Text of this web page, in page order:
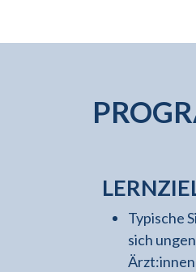
Typische
sich